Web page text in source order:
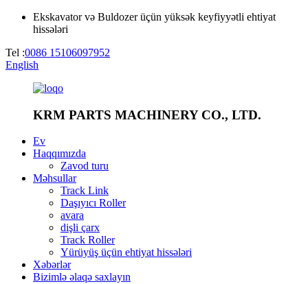
Ekskavator və Buldozer üçün yüksək keyfiyyətli ehtiyat
hissələri
Tel :0086 15106097952
English
KRM PARTS MACHINERY CO., LTD.
Ev
Haqqımızda
Zavod turu
Məhsullar
Track Link
Daşıyıcı Roller
avara
dişli çarx
Track Roller
Yürüyüş üçün ehtiyat hissələri
Xəbərlər
Bizimlə əlaqə saxlayın